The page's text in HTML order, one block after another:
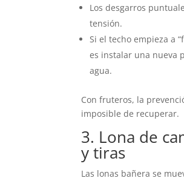
Los desgarros
tensión.
Si el techo empieza a
es instalar una nueva
agua.
Con fruteros, la
imposible de recuperar.
3. Lona de
y tiras
Las lonas bañera se